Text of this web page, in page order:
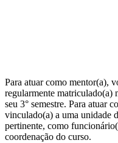
Para atuar como mentor(a),
regularmente
seu 3° semestre. Para atuar
vinculado(a) a uma unidade
pertinente, como
coordenação do curso.